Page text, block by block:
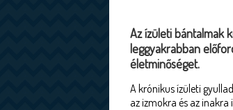
Az ízületi bántalmak
leggyakrabban
életminőséget.
A krónikus ízületi
az izmokra és az inakra